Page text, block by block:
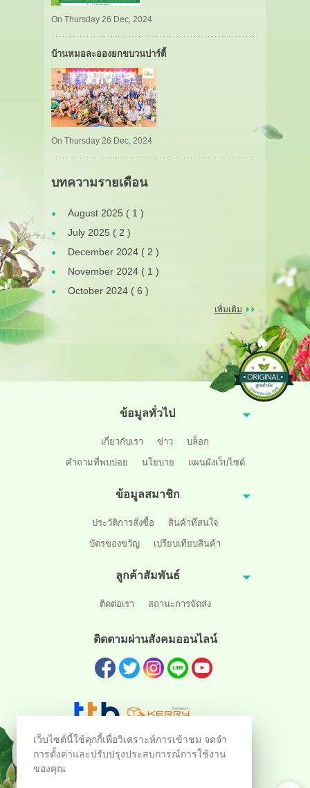
On Thursday 26 Dec, 2024
บ้านหมอละอองยกขบวนปาร์ตี้
On Thursday 26 Dec, 2024
บทความรายเดือน
August 2025 ( 1 )
July 2025 ( 2 )
December 2024 ( 2 )
November 2024 ( 1 )
October 2024 ( 6 )
เพิ่มเติม
ข้อมูลทั่วไป
เกี่ยวกับเรา ข่าว
บล็อก
คำถามที่พบบ่อย
นโยบาย แผนผังเว็บไซต์
ข้อมูลสมาชิก
ประวัติการสั่งซื้อ
สินค้าที่สนใจ
บัตรของขวัญ
เปรียบเทียบสินค้า
ลูกค้าสัมพันธ์
ติดต่อเรา สถานะการจัดส่ง
ติดตามผ่านสังคมออนไลน์
เว็บไซต์นี้ใช้คุกกี้เพื่อวิเคราะห์การเข้าชม จดจำ
การตั้งค่าและปรับปรุงประสบการณ์การใช้งาน
ของคุณ